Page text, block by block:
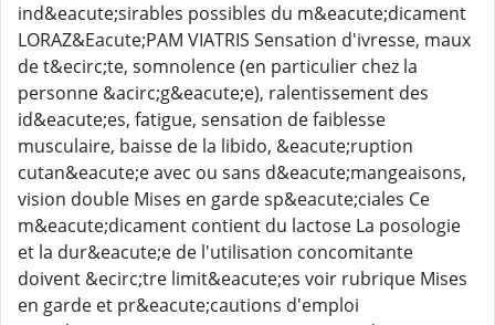
ind&eacute;sirables possibles du m&eacute;dicament
LORAZ&Eacute;PAM VIATRIS Sensation d'ivresse, maux
de t&ecirc;te, somnolence (en particulier chez la
personne &acirc;g&eacute;e), ralentissement des
id&eacute;es, fatigue, sensation de faiblesse
musculaire, baisse de la libido, &eacute;ruption
cutan&eacute;e avec ou sans d&eacute;mangeaisons,
vision double Mises en garde sp&eacute;ciales Ce
m&eacute;dicament contient du lactose La posologie
et la dur&eacute;e de l'utilisation concomitante
doivent &ecirc;tre limit&eacute;es voir rubrique Mises
en garde et pr&eacute;cautions d'emploi